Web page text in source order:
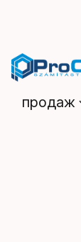
продаж